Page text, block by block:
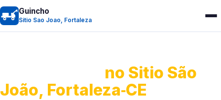
Guincho
Sitio Sao Joao, Fortaleza
no Sitio São
João, Fortaleza‑CE